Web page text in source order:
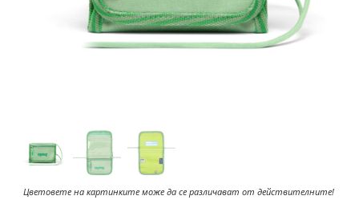
Цветовете на картинките може да се различават от действителните!